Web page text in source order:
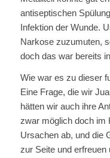
antiseptischen
Infektion der Wunde.
Narkose zuzumuten,
doch das war bereits
Wie war es zu dieser
Eine Frage, die wir
hätten wir auch ihre
zwar möglich doch im
Ursachen ab, und die
zur Seite und